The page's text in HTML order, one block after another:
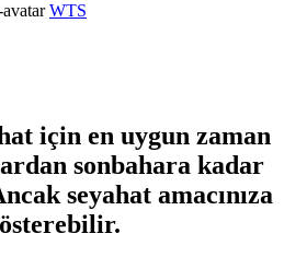
WTS
için en uygun zaman
sonbahara kadar
seyahat amacınıza